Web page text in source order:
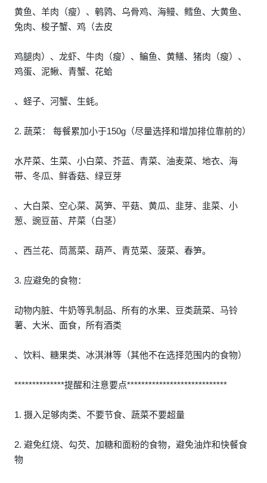
黄鱼、羊肉（瘦）、鹌鹑、乌骨鸡、海鳗、鳕鱼、大黄鱼、
兔肉、梭子蟹、鸡（去皮
鸡腿肉）、龙虾、牛肉（瘦）、鳊鱼、黄鳝、猪肉（瘦）、
鸡蛋、泥鳅、青蟹、花蛤
、蛏子、河蟹、生蚝。
2. 蔬菜： 每餐累加小于150g（尽量选择和增加排位靠前的）
水芹菜、生菜、小白菜、芥蓝、青菜、油麦菜、地衣、海
带、冬瓜、鲜香菇、绿豆芽
、大白菜、空心菜、莴笋、平菇、黄瓜、韭芽、韭菜、小
葱、豌豆苗、芹菜（白茎）
、西兰花、茼蒿菜、葫芦、青苋菜、菠菜、春笋。
3. 应避免的食物：
动物内脏、牛奶等乳制品、所有的水果、豆类蔬菜、马铃
薯、大米、面食，所有酒类
、饮料、糖果类、冰淇淋等（其他不在选择范围内的食物）
**************提醒和注意要点****************************
1. 摄入足够肉类、不要节食、蔬菜不要超量
2. 避免红烧、勾芡、加糖和面粉的食物，避免油炸和快餐食
物